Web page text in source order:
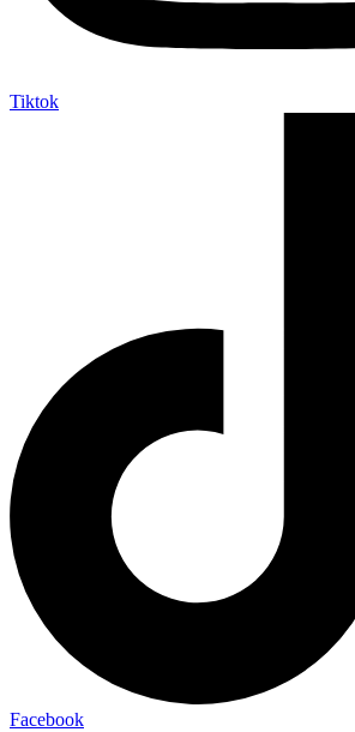
Tiktok
Facebook